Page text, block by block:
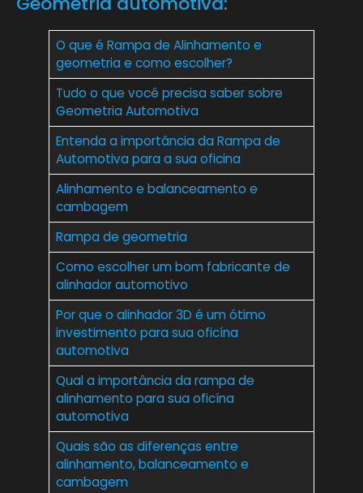
O que é Rampa de Alinhamento e
geometria e como escolher?
Tudo o que você precisa saber sobre
Geometria Automotiva
Entenda a importância da Rampa de
Automotiva para a sua oficina
Alinhamento e balanceamento e
cambagem
Rampa de geometria
Como escolher um bom fabricante de
alinhador automotivo
Por que o alinhador 3D é um ótimo
investimento para sua oficína
automotiva
Qual a importância da rampa de
alinhamento para sua oficína
automotiva
Quais são as diferenças entre
alinhamento, balanceamento e
cambagem